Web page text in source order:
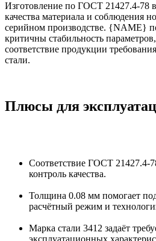
Изготовление по ГОСТ 21427.4-78
качества материала и соблюдения
серийном производстве. {NAME}
критичны стабильность
соответствие продукции
стали.
Плюсы для
Соответствие ГОСТ 21427.4-
контроль качества.
Толщина 0.08 мм помогает
расчётный режим и
Марка стали 3412 задаёт
эксплуатационных